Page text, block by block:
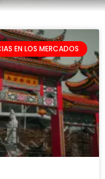
EN LOS MERCADOS